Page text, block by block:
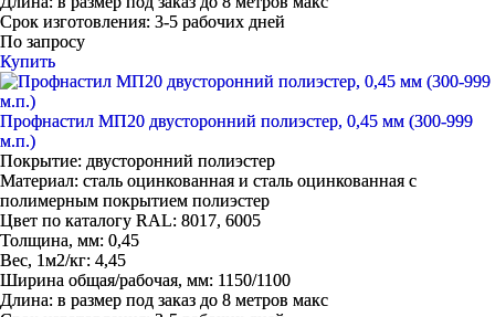
Срок изготовления: 3-5 рабочих дней
По запросу
Купить
Профнастил МП20 двусторонний полиэстер, 0,45 мм (300-999
м.п.)
Покрытие: двусторонний полиэстер
Материал: сталь оцинкованная и сталь оцинкованная с
полимерным покрытием полиэстер
Цвет по каталогу RAL: 8017, 6005
Толщина, мм: 0,45
Вес, 1м2/кг: 4,45
Ширина общая/рабочая, мм: 1150/1100
Длина: в размер под заказ до 8 метров макс